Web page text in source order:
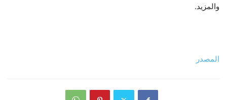
والمزيد.
المصدر